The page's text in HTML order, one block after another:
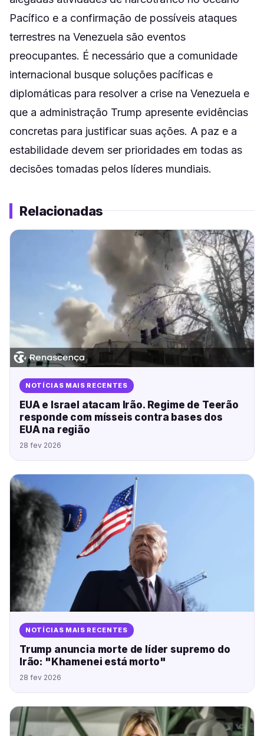
Pacífico e a confirmação de possíveis ataques
terrestres na Venezuela são eventos
preocupantes. É necessário que a comunidade
internacional busque soluções pacíficas e
diplomáticas para resolver a crise na Venezuela e
que a administração Trump apresente evidências
concretas para justificar suas ações. A paz e a
estabilidade devem ser prioridades em todas as
decisões tomadas pelos líderes mundiais.
Relacionadas
NOTÍCIAS MAIS RECENTES
EUA e Israel atacam Irão. Regime de Teerão
responde com mísseis contra bases dos
EUA na região
28 fev 2026
NOTÍCIAS MAIS RECENTES
Trump anuncia morte de líder supremo do
Irão: "Khamenei está morto"
28 fev 2026